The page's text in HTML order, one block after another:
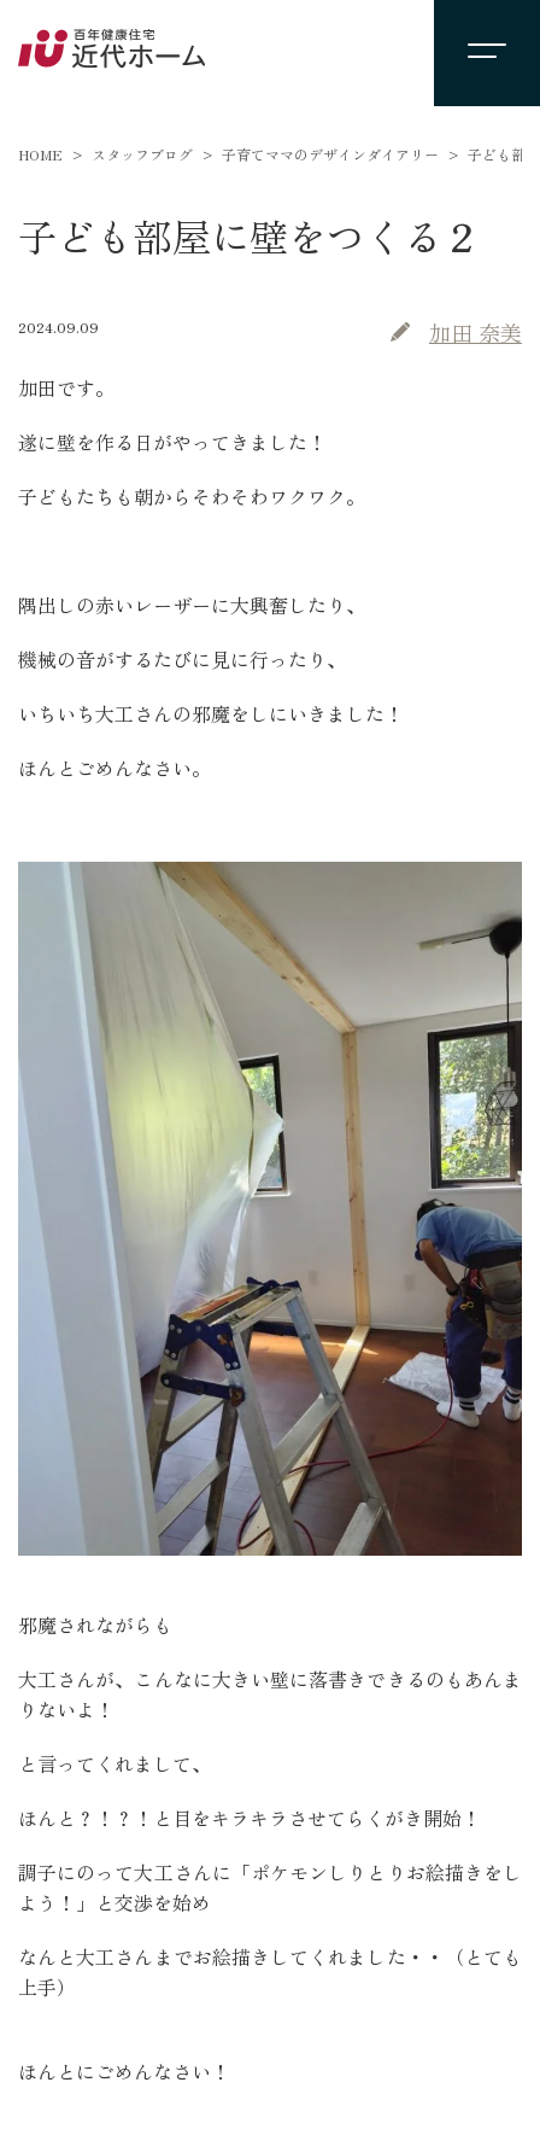
HOME スタッフブログ 子育てママのデザインダイアリー 子ども部
子ども部屋に壁をつくる２
2024.09.09 加田 奈美
加田です。
遂に壁を作る日がやってきました！
子どもたちも朝からそわそわワクワク。
隅出しの赤いレーザーに大興奮したり、
機械の音がするたびに見に行ったり、
いちいち大工さんの邪魔をしにいきました！
ほんとごめんなさい。
邪魔されながらも
大工さんが、こんなに大きい壁に落書きできるのもあんま
りないよ！
と言ってくれまして、
ほんと？！？！と目をキラキラさせてらくがき開始！
調子にのって大工さんに「ポケモンしりとりお絵描きをし
よう！」と交渉を始め
なんと大工さんまでお絵描きしてくれました・・（とても
上手）
ほんとにごめんなさい！